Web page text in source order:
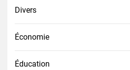
Divers
Économie
Éducation